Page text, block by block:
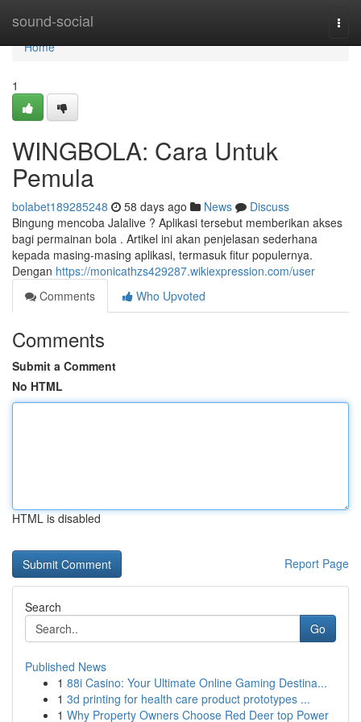
sound-social
Home
Home
1
WINGBOLA: Cara Untuk
Pemula
bolabet189285248 58 days ago News
Discuss
Bingung mencoba Jalalive ? Aplikasi tersebut memberikan akses
bagi permainan bola . Artikel ini akan penjelasan sederhana
kepada masing-masing aplikasi, termasuk fitur populernya.
Dengan https://monicathzs429287.wikiexpression.com/user
Comments
Who Upvoted
Comments
Submit a Comment
No HTML
HTML is disabled
Report Page
Search
Go
Published News
1 88i Casino: Your Ultimate Online Gaming Destina...
1 3d printing for health care product prototypes ...
1 Why Property Owners Choose Red Deer top Power